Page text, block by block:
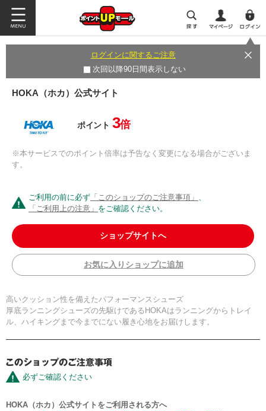
ログインに関するご注意
次回以降90日間表示しない
HOKA（ホカ）公式サイト
ポイント 3倍
※本サービスでのポイント倍率は予告なく変更になる場合がございま
す。
ご利用の前に必ず 「このショップのご注意事項」 、
「ご利用上の注意」 をご確認ください。
ショップサイトへ
お気に入りショップに追加
高いクッション性を備えたパフォーマンスシューズ
厚底ランニングシューズの先駆けであるHOKAはランニングからトレイ
ル、ハイキングまで今までにない履き心地をお届けします。
必ずご確認ください
HOKA（ホカ）公式サイトをご利用される方へ